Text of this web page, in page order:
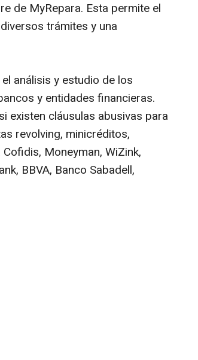
de MyRepara. Esta permite el
trámites y una
análisis y estudio de los
y entidades financieras.
existen cláusulas abusivas para
revolving, minicréditos,
Moneyman, WiZink,
BBVA, Banco Sabadell,